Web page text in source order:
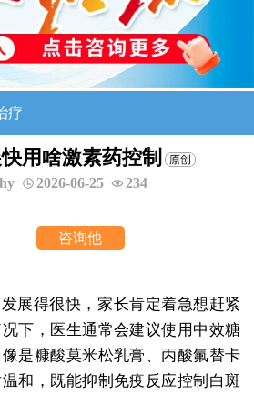
疗
用啥激素药控制
2026-06-25 234
展得很快，家长肯定着急想赶紧
下，医生通常会建议使用中效糖
是糠酸莫米松乳膏、丙酸氟替卡
和，既能抑制免疫反应控制白斑